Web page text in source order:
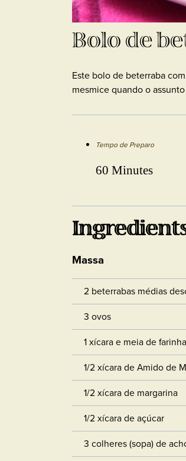
Bolo de
Este bolo de beterraba
mesmice quando o
Tempo de Preparo
60 Minutes
Massa
2 beterrabas médias
3 ovos
1 xícara e meia de
1/2 xícara de Amido de
1/2 xícara de margarina
1/2 xícara de açúcar
3 colheres (sopa) de